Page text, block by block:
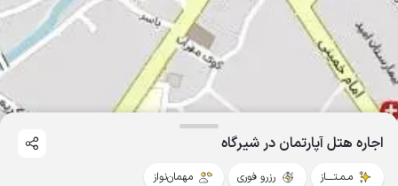
اجاره هتل آپارتمان در شیرگاه
مـمـتــــاز رزرو فوری مهمان‌نواز